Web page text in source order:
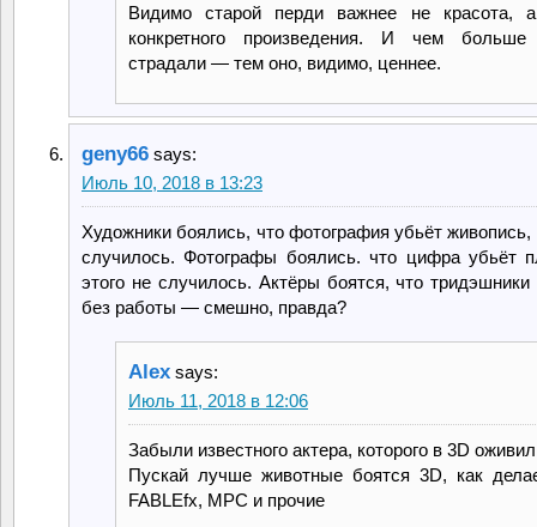
Видимо старой перди важнее не красота,
конкретного произведения. И чем
страдали — тем оно, видимо, ценнее.
geny66 says:
Июль 10, 2018 в 13:23
Художники боялись, что фотография убьёт живопись,
случилось. Фотографы боялись. что цифра убьёт
этого не случилось. Актёры боятся, что тридэшники
без работы — смешно, правда?
Alex says:
Июль 11, 2018 в 12:06
Забыли известного актера, которого в 3D
Пускай лучше животные боятся 3D, как
FABLEfx, MPC и прочие